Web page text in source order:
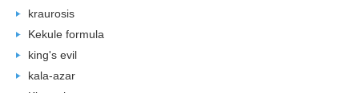
kraurosis
Kekule formula
king's evil
kala-azar